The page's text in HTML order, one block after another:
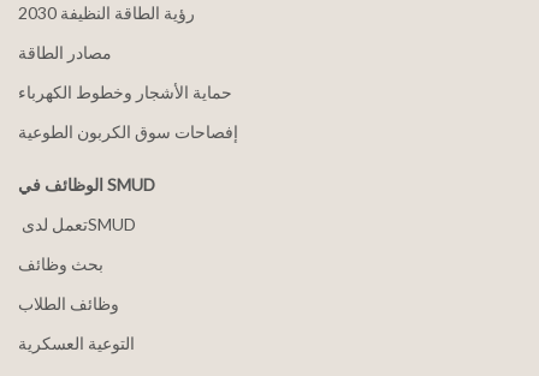
2030 رؤية الطاقة النظيفة
مصادر الطاقة
حماية الأشجار وخطوط الكهرباء
إفصاحات سوق الكربون الطوعية
الوظائف في SMUD
بحث وظائف
وظائف الطلاب
التوعية العسكرية